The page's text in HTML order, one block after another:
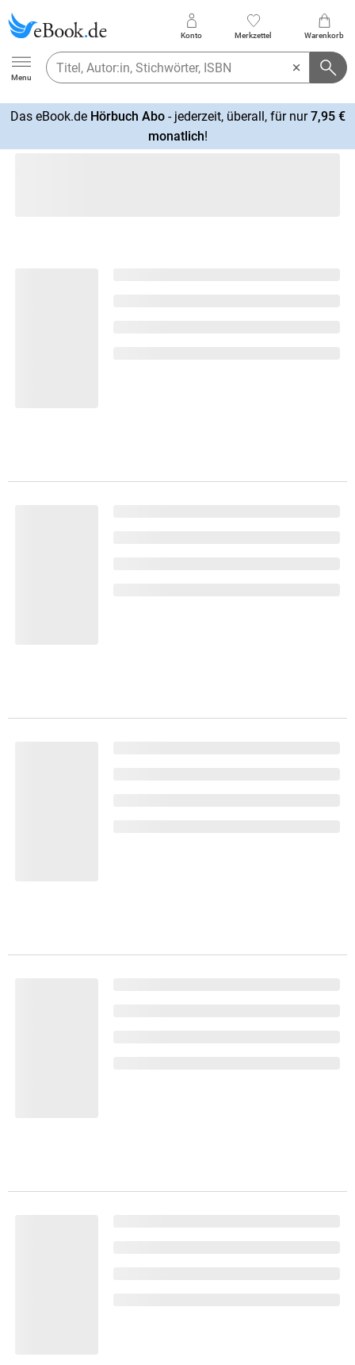
Ebook.de
Menu
Konto Merkzettel Warenkorb
Das eBook.de Hörbuch Abo- jederzeit, überall, für nur7,95 €
monatlich!